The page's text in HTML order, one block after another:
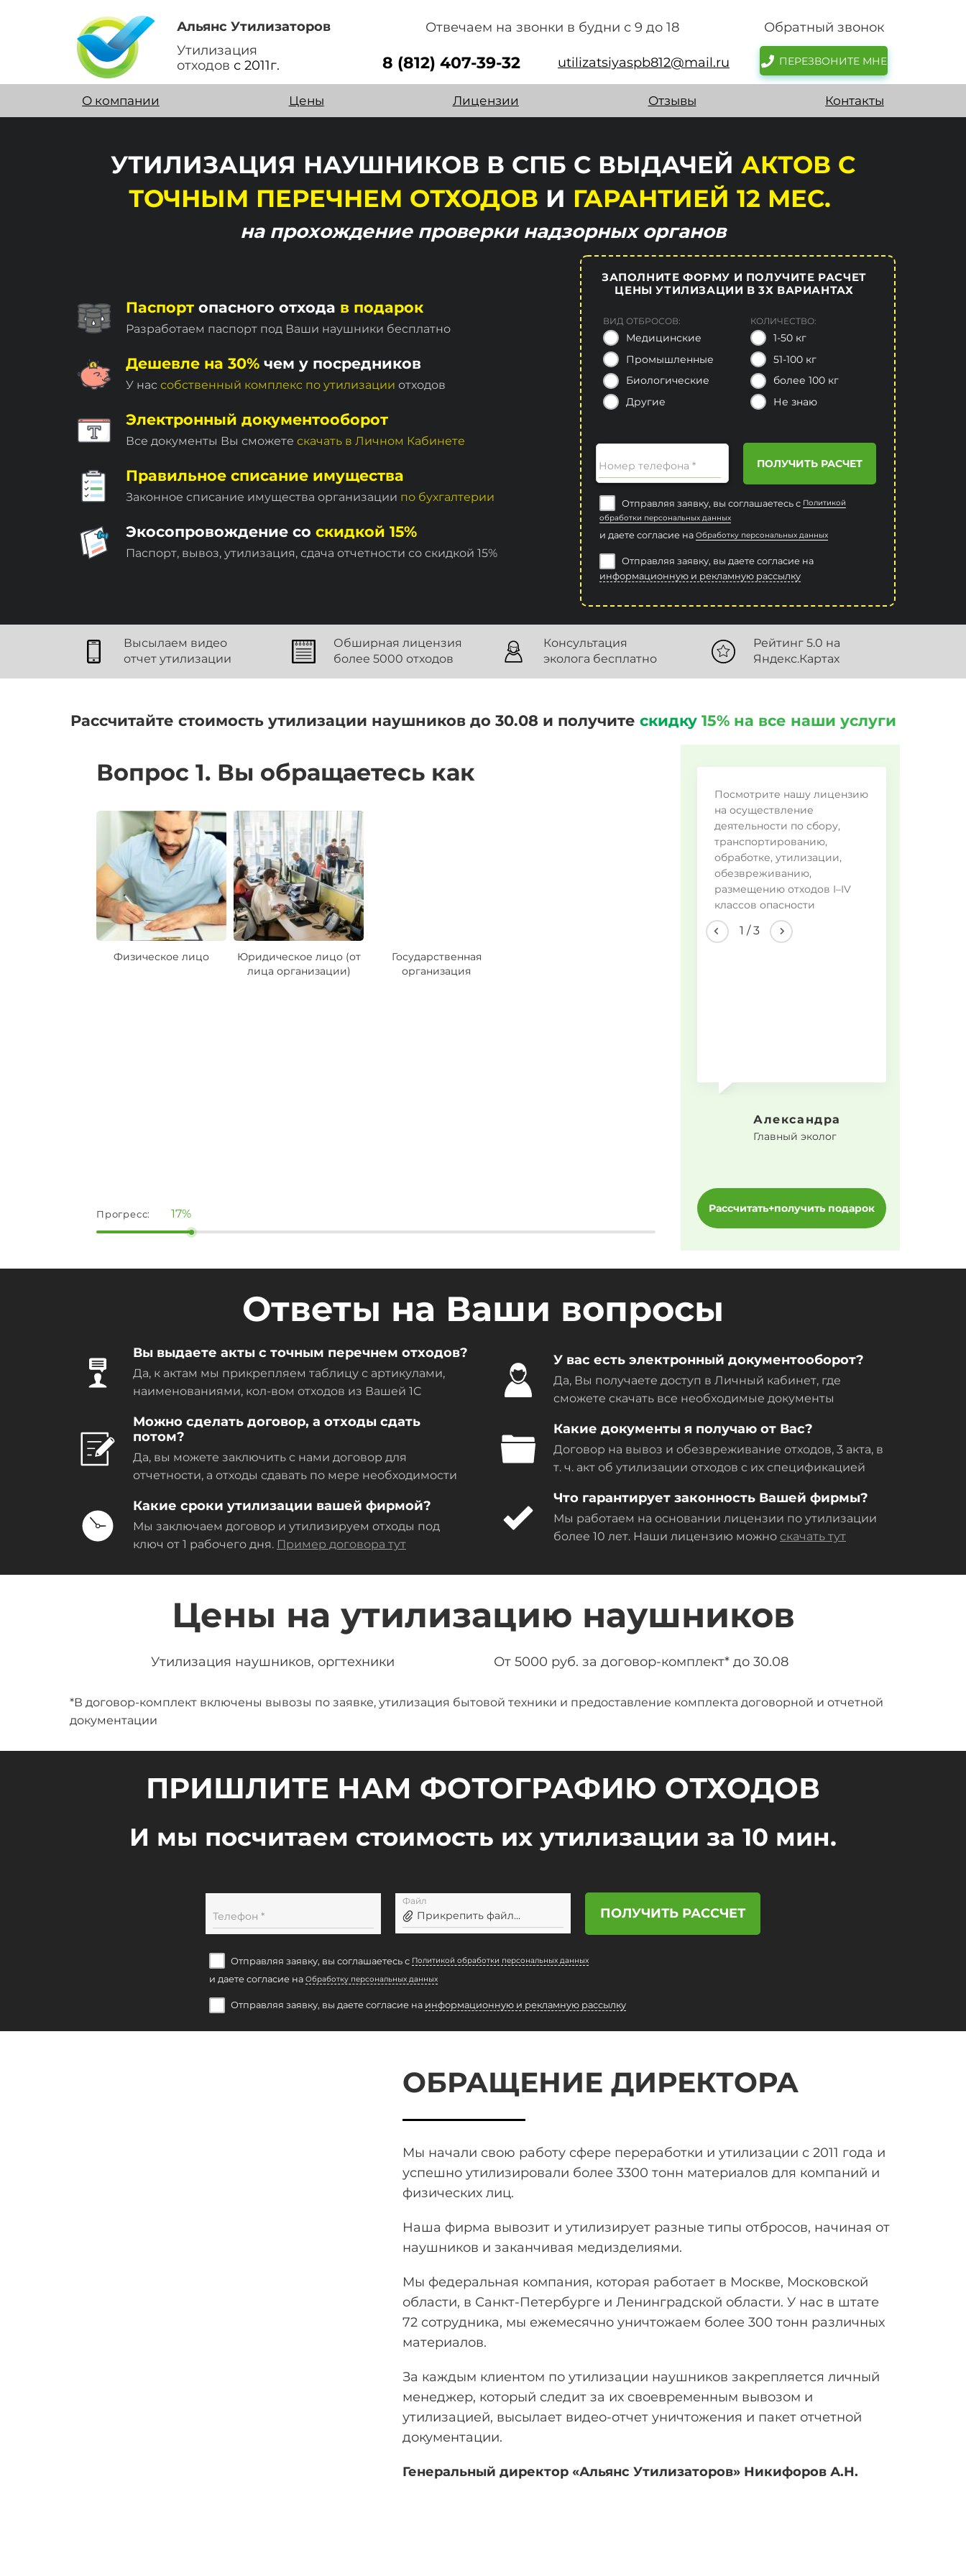
Альянс Утилизаторов
Утилизация
отходов с 2011г.
Отвечаем на звонки в будни с 9 до 18 Обратный звонок
8 (812) 407-39-32 utilizatsiyaspb812@mail.ru ПЕРЕЗВОНИТЕ МНЕ
О компании Цены Лицензии Отзывы Контакты
УТИЛИЗАЦИЯ НАУШНИКОВ В СПБ С ВЫДАЧЕЙ АКТОВ С
ТОЧНЫМ ПЕРЕЧНЕМ ОТХОДОВ И ГАРАНТИЕЙ 12 МЕС.
на прохождение проверки надзорных органов
Паспорт опасного отхода в подарок
Разработаем паспорт под Ваши наушники бесплатно
Дешевле на 30% чем у посредников
У нас собственный комплекc по утилизации отходов
Электронный документооборот
Все документы Вы сможете скачать в Личном Кабинете
Правильное списание имущества
Законное списание имущества организации по бухгалтерии
Экосопровождение со скидкой 15%
Паспорт, вывоз, утилизация, сдача отчетности со скидкой 15%
ЗАПОЛНИТЕ ФОРМУ И ПОЛУЧИТЕ РАСЧЕТ
ЦЕНЫ УТИЛИЗАЦИИ В 3Х ВАРИАНТАХ
ВИД ОТБРОСОВ:
Медицинские
Промышленные
Биологические
Другие
КОЛИЧЕСТВО:
1-50 кг
51-100 кг
более 100 кг
Не знаю
Номер телефона * ПОЛУЧИТЬ РАСЧЕТ
Отправляя заявку, вы соглашаетесь с Политикой
обработки персональных данных
и даете согласие на Обработку персональных данных
Отправляя заявку, вы даете согласие на
информационную и рекламную рассылку
Высылаем видео
отчет утилизации
Обширная лицензия
более 5000 отходов
Консультация
эколога бесплатно
Рейтинг 5.0 на
Яндекс.Картах
Рассчитайте стоимость утилизации наушников до 30.08 и получите скидку 15% на все наши услуги
Вопрос 1. Вы обращаетесь как
Физическое лицо
Юридическое лицо (от
лица организации)
Государственная
организация
Прогресс: 17%
Посмотрите нашу лицензию
на осуществление
деятельности по сбору,
транспортированию,
обработке, утилизации,
обезвреживанию,
размещению отходов I–IV
классов опасности
1 /3
Александра
Главный эколог
Рассчитать+получить подарок
Ответы на Ваши вопросы
Вы выдаете акты с точным перечнем отходов?
Да, к актам мы прикрепляем таблицу с артикулами,
наименованиями, кол-вом отходов из Вашей 1C
Можно сделать договор, а отходы сдать
потом?
Да, вы можете заключить с нами договор для
отчетности, а отходы сдавать по мере необходимости
Какие сроки утилизации вашей фирмой?
Мы заключаем договор и утилизируем отходы под
ключ от 1 рабочего дня. Пример договора тут
У вас есть электронный документооборот?
Да, Вы получаете доступ в Личный кабинет, где
сможете скачать все необходимые документы
Какие документы я получаю от Вас?
Договор на вывоз и обезвреживание отходов, 3 акта, в
т. ч. акт об утилизации отходов с их спецификацией
Что гарантирует законность Вашей фирмы?
Мы работаем на основании лицензии по утилизации
более 10 лет. Наши лицензию можно скачать тут
Цены на утилизацию наушников
Утилизация наушников, оргтехники От 5000 руб. за договор-комплект* до 30.08
*В договор-комплект включены вывозы по заявке, утилизация бытовой техники и предоставление комплекта договорной и отчетной
документации
ПРИШЛИТЕ НАМ ФОТОГРАФИЮ ОТХОДОВ
И мы посчитаем стоимость их утилизации за 10 мин.
Телефон *
Файл
Прикрепить файл... ПОЛУЧИТЬ РАССЧЕТ
Отправляя заявку, вы соглашаетесь с Политикой обработки персональных данных
и даете согласие на Обработку персональных данных
Отправляя заявку, вы даете согласие на информационную и рекламную рассылку
ОБРАЩЕНИЕ ДИРЕКТОРА
Мы начали свою работу сфере переработки и утилизации с 2011 года и
успешно утилизировали более 3300 тонн материалов для компаний и
физических лиц.
Наша фирма вывозит и утилизирует разные типы отбросов, начиная от
наушников и заканчивая медизделиями.
Мы федеральная компания, которая работает в Москве, Московской
области, в Санкт-Петербурге и Ленинградской области. У нас в штате
72 сотрудника, мы ежемесячно уничтожаем более 300 тонн различных
материалов.
За каждым клиентом по утилизации наушников закрепляется личный
менеджер, который следит за их своевременным вывозом и
утилизацией, высылает видео-отчет уничтожения и пакет отчетной
документации.
Генеральный директор «Альянс Утилизаторов» Никифоров А.Н.